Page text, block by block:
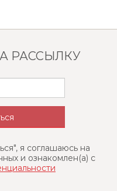
РАССЫЛКУ
я соглашаюсь на
и ознакомлен(a) с